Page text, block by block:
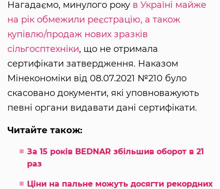
Нагадаємо, минулого року в Україні майже
на рік обмежили реєстрацію, а також
купівлю/продаж нових зразків
сільгосптехніки, що не отримала
сертифікати затвердження. Наказом
Мінекономіки від 08.07.2021 №210 було
скасовано документи, які уповноважують
певні органи видавати дані сертифікати.
Читайте також:
За 15 років BEDNAR збільшив оборот в 21
раз
Ціни на пальне можуть досягти рекордних